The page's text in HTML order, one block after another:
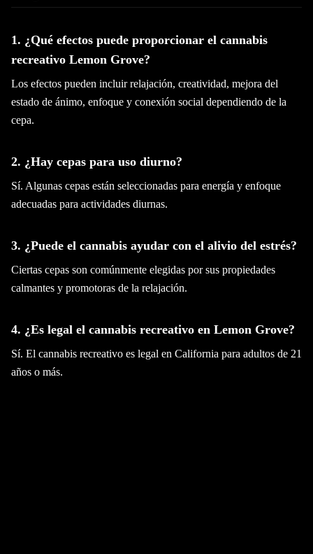
1. ¿Qué efectos puede proporcionar el cannabis
recreativo Lemon Grove?
Los efectos pueden incluir relajación, creatividad, mejora del
estado de ánimo, enfoque y conexión social dependiendo de la
cepa.
2. ¿Hay cepas para uso diurno?
Sí. Algunas cepas están seleccionadas para energía y enfoque
adecuadas para actividades diurnas.
3. ¿Puede el cannabis ayudar con el alivio del estrés?
Ciertas cepas son comúnmente elegidas por sus propiedades
calmantes y promotoras de la relajación.
4. ¿Es legal el cannabis recreativo en Lemon Grove?
Sí. El cannabis recreativo es legal en California para adultos de 21
años o más.